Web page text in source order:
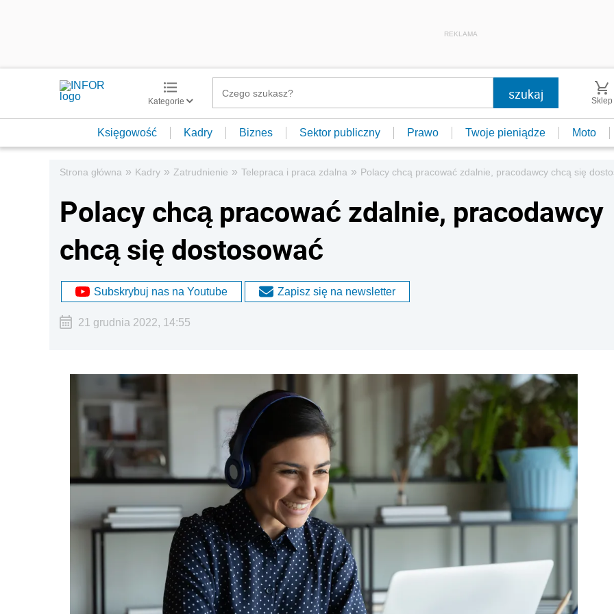
REKLAMA
Kategorie Sklep
Księgowość Kadry Biznes Sektor publiczny Prawo Twoje pieniądze Moto
Strona główna » Kadry » Zatrudnienie » Telepraca i praca zdalna » Polacy chcą pracować zdalnie, pracodawcy chcą się
Polacy chcą pracować zdalnie, pracodawcy
chcą się dostosować
Subskrybuj nas na Youtube Zapisz się na newsletter
21 grudnia 2022, 14:55